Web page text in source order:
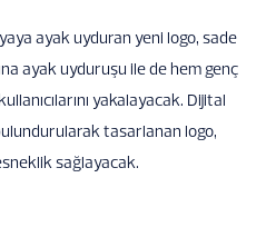
ayak uyduran yeni logo, sade
ayak uyduruşu ile de hem genç
yakalayacak. Dijital
tasarlanan logo,
sağlayacak.